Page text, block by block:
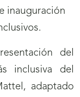
inauguración
del
inclusiva del
adaptado